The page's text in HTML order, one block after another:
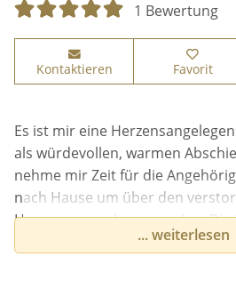
1 Bewertung
Kontaktieren Favorit
Es ist mir eine
als würdevollen, warmen
nehme mir Zeit für die
nach Hause um über den
Herzensmenschen zu reden.
ihnen dabei helfen, den Tag des
... weiterlesen